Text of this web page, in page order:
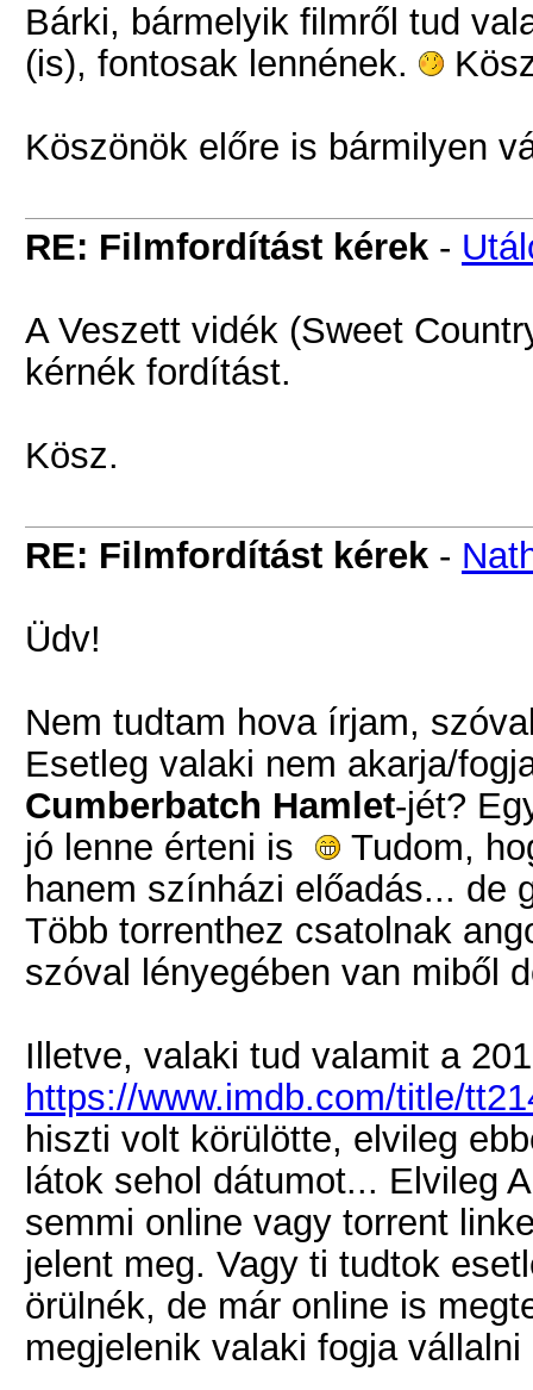
Bárki, bármelyik filmről tud
(is), fontosak lennének.
Köszönök előre is bármilyen
RE: Filmfordítást kérek -
A Veszett vidék (Sweet
kérnék fordítást.
Kösz.
RE: Filmfordítást kérek -
Üdv!
Nem tudtam hova írjam,
Esetleg valaki nem akarja/
Cumberbatch Hamlet-jét?
jó lenne érteni is
Tudom,
hanem színházi előadás... de
Több torrenthez csatolnak
szóval lényegében van miből
Illetve, valaki tud valamit a
https://www.imdb.com/title/
hiszti volt körülötte, elvileg
látok sehol dátumot... Elvileg
semmi online vagy torrent
jelent meg. Vagy ti tudtok
örülnék, de már online is
megjelenik valaki fogja